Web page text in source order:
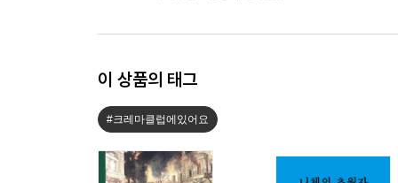
이 상품의 태그
#크레마클럽에있어요